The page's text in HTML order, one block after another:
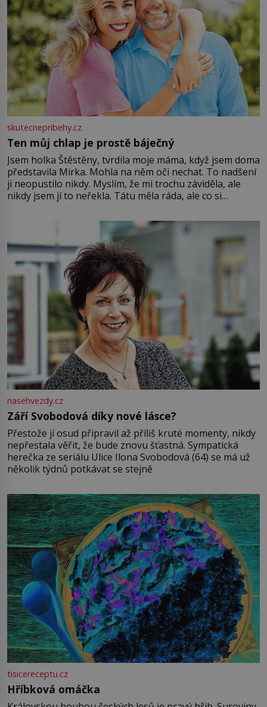
skutecnepribehy.cz
Ten můj chlap je prostě báječný
Jsem holka Štěstěny, tvrdila moje máma, když jsem doma
představila Mirka. Mohla na něm oči nechat. To nadšení
ji neopustilo nikdy. Myslím, že mi trochu záviděla, ale
nikdy jsem jí to neřekla. Tátu měla ráda, ale co si
Jsme spolu moc rádi Tehdy byla jiná doba, když
nasehvezdy.cz
Září Svobodová díky nové lásce?
Přestože jí osud připravil až příliš kruté momenty, nikdy
nepřestala věřit, že bude znovu šťastná. Sympatická
herečka ze seriálu Ulice Ilona Svobodová (64) se má už
několik týdnů potkávat se stejně
tisicereceptu.cz
Hříbková omáčka